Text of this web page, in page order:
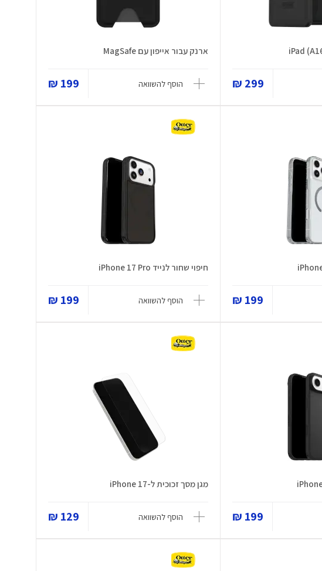
299 ₪
ארנק עבור אייפון עם MagSafe
הוסף להשוואה 199 ₪
199 ₪
חיפוי שחור לנייד iPhone 17 Pro
הוסף להשוואה 199 ₪
199 ₪
מגן מסך זכוכית ל-iPhone 17
הוסף להשוואה 129 ₪